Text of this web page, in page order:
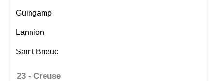
Guingamp
Lannion
Saint Brieuc
23 - Creuse